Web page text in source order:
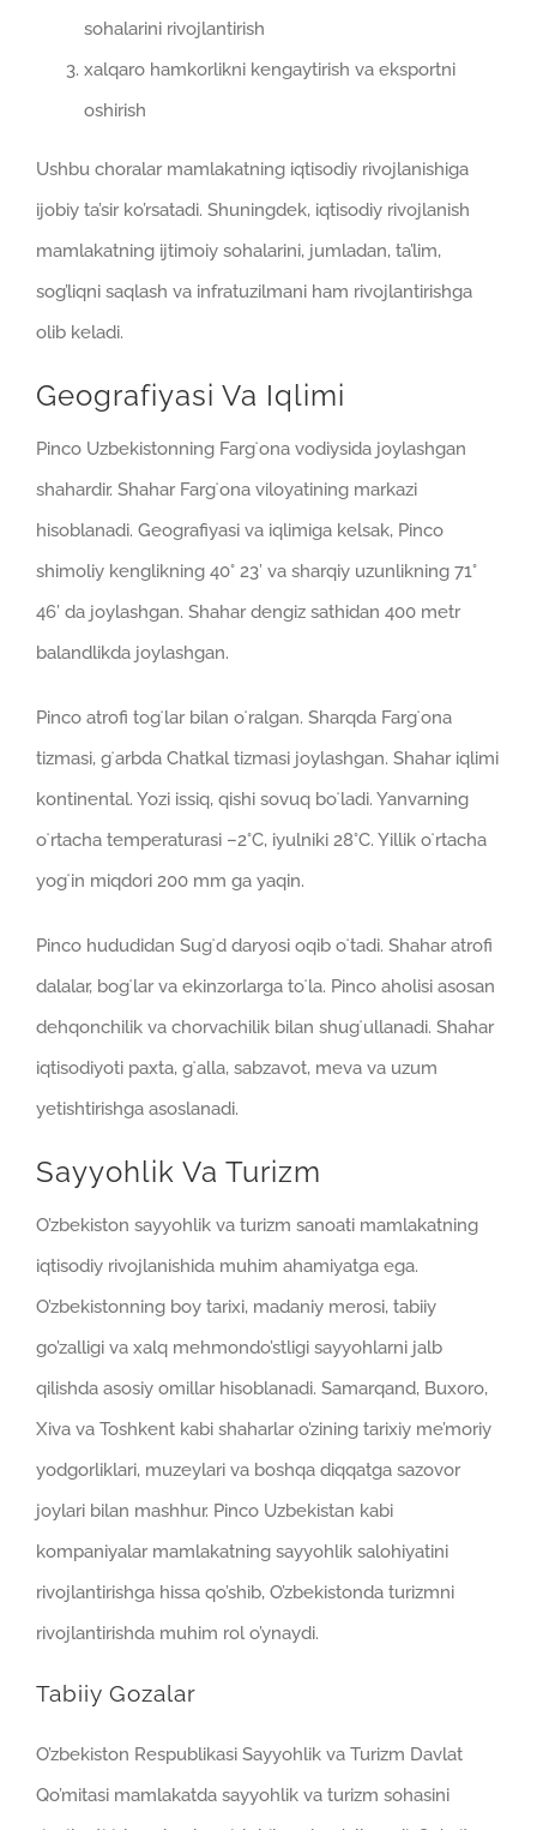
sohalarini rivojlantirish
xalqaro hamkorlikni kengaytirish va eksportni
oshirish
Ushbu choralar mamlakatning iqtisodiy rivojlanishiga
ijobiy ta’sir ko’rsatadi. Shuningdek, iqtisodiy rivojlanish
mamlakatning ijtimoiy sohalarini, jumladan, ta’lim,
sog’liqni saqlash va infratuzilmani ham rivojlantirishga
olib keladi.
Geografiyasi Va Iqlimi
Pinco Uzbekistonning Fargʻona vodiysida joylashgan
shahardir. Shahar Fargʻona viloyatining markazi
hisoblanadi. Geografiyasi va iqlimiga kelsak, Pinco
shimoliy kenglikning 40° 23’ va sharqiy uzunlikning 71°
46’ da joylashgan. Shahar dengiz sathidan 400 metr
balandlikda joylashgan.
Pinco atrofi togʻlar bilan oʻralgan. Sharqda Fargʻona
tizmasi, gʻarbda Chatkal tizmasi joylashgan. Shahar iqlimi
kontinental. Yozi issiq, qishi sovuq boʻladi. Yanvarning
oʻrtacha temperaturasi –2°C, iyulniki 28°C. Yillik oʻrtacha
yogʻin miqdori 200 mm ga yaqin.
Pinco hududidan Sugʻd daryosi oqib oʻtadi. Shahar atrofi
dalalar, bogʻlar va ekinzorlarga toʻla. Pinco aholisi asosan
dehqonchilik va chorvachilik bilan shugʻullanadi. Shahar
iqtisodiyoti paxta, gʻalla, sabzavot, meva va uzum
yetishtirishga asoslanadi.
Sayyohlik Va Turizm
O’zbekiston sayyohlik va turizm sanoati mamlakatning
iqtisodiy rivojlanishida muhim ahamiyatga ega.
O’zbekistonning boy tarixi, madaniy merosi, tabiiy
go’zalligi va xalq mehmondo’stligi sayyohlarni jalb
qilishda asosiy omillar hisoblanadi. Samarqand, Buxoro,
Xiva va Toshkent kabi shaharlar o’zining tarixiy me’moriy
yodgorliklari, muzeylari va boshqa diqqatga sazovor
joylari bilan mashhur. Pinco Uzbekistan kabi
kompaniyalar mamlakatning sayyohlik salohiyatini
rivojlantirishga hissa qo’shib, O’zbekistonda turizmni
rivojlantirishda muhim rol o’ynaydi.
Tabiiy Gozalar
O’zbekiston Respublikasi Sayyohlik va Turizm Davlat
Qo’mitasi mamlakatda sayyohlik va turizm sohasini